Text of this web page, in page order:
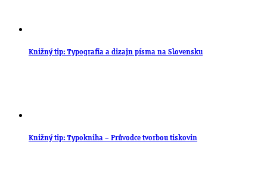
Knižný tip: Typografia a dizajn písma na Slovensku
Knižný tip: Typokniha – Průvodce tvorbou tiskovin